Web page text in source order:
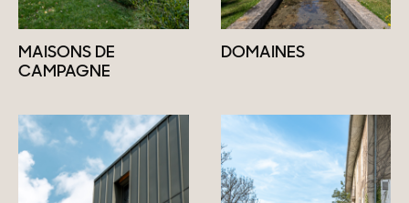
MAISONS DE
CAMPAGNE
DOMAINES